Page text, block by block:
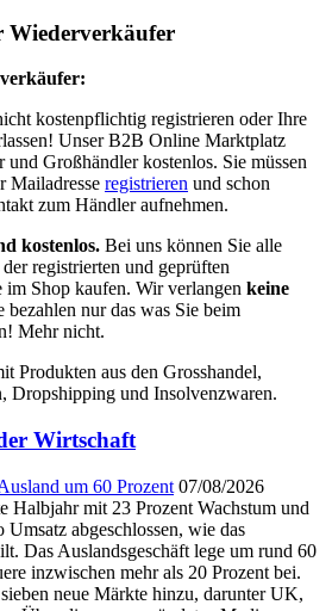
kostenpflichtig registrieren oder Ihre
Unser B2B Online Marktplatz
Großhändler kostenlos. Sie müssen
Mailadresse registrieren und schon
zum Händler aufnehmen.
kostenlos. Bei uns können Sie alle
registrierten und geprüften
Shop kaufen. Wir verlangen keine
bezahlen nur das was Sie beim
Mehr nicht.
Produkten aus den Grosshandel,
Dropshipping und Insolvenzwaren.
Wirtschaft
um 60 Prozent 07/08/2026
Halbjahr mit 23 Prozent Wachstum und
abgeschlossen, wie das
Das Auslandsgeschäft lege um rund 60
inzwischen mehr als 20 Prozent bei.
neue Märkte hinzu, darunter UK,